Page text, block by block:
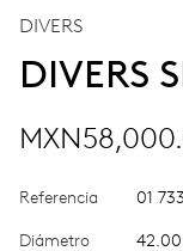
DIVERS
DIVERS
Referencia 01
Diámetro